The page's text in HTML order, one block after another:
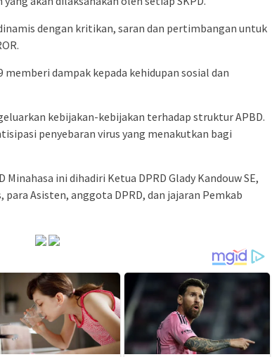
dengan kritikan, saran dan pertimbangan untuk
dampak kepada kehidupan sosial dan
kebijakan-kebijakan terhadap struktur APBD.
penyebaran virus yang menakutkan bagi
ini dihadiri Ketua DPRD Glady Kandouw SE,
para Asisten, anggota DPRD, dan jajaran Pemkab